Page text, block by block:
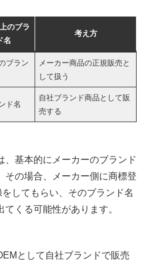
のブラ
名
考え方
ブラン
メーカー商品の正規販売と
して扱う
ド名
自社ブランド商品として販
売する
、基本的にメーカーのブランド
その場合、メーカー側に商標登
してもらい、そのブランド名
くる可能性があります。
として自社ブランドで販売